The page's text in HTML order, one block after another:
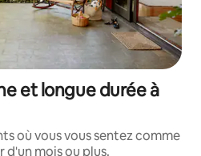
et longue durée à
où vous vous sentez comme
d'un mois ou plus.